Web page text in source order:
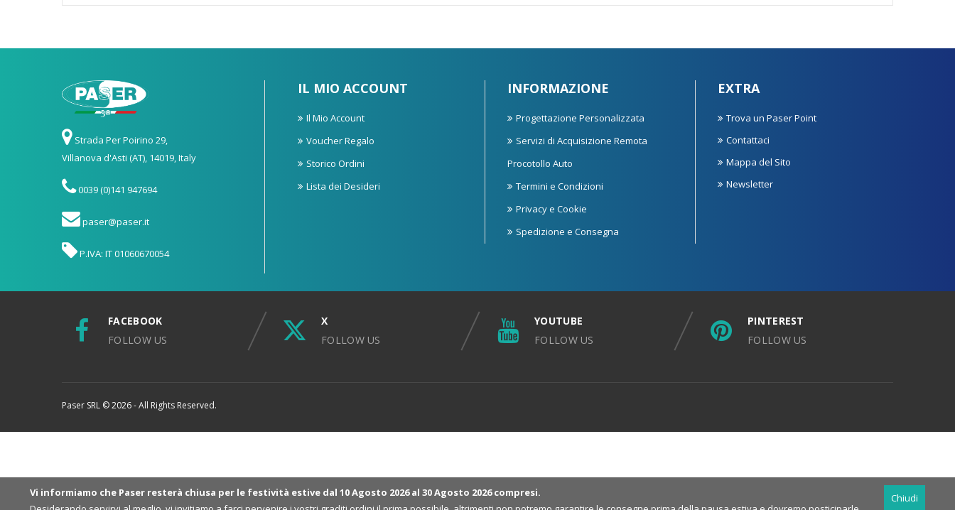
Strada Per Poirino 29,
Villanova d'Asti (AT), 14019, Italy
0039 (0)141 947694
paser@paser.it
P.IVA: IT 01060670054
IL MIO ACCOUNT
Il Mio Account
Voucher Regalo
Storico Ordini
Lista dei Desideri
INFORMAZIONE
Progettazione Personalizzata
Servizi di Acquisizione Remota
Procotollo Auto
Termini e Condizioni
Privacy e Cookie
Spedizione e Consegna
EXTRA
Trova un Paser Point
Contattaci
Mappa del Sito
Newsletter
FACEBOOK
FOLLOW US
X
FOLLOW US
YOUTUBE
FOLLOW US
PINTEREST
FOLLOW US
Paser SRL © 2026 - All Rights Reserved.
Chiudi
Vi informiamo che Paser resterà chiusa per le festività estive dal 10 Agosto 2026 al 30 Agosto 2026 compresi.